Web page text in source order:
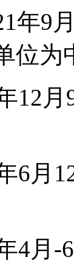
年9
位为
月9
12
-6